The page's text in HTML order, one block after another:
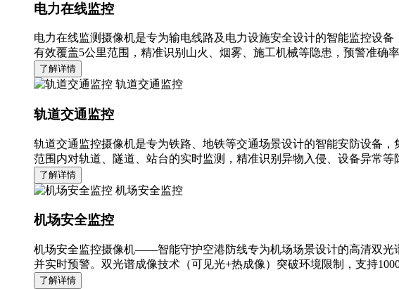
电力在线监控
电力在线监测摄像机是专为输电线路及电力设施安全设计的智能监控设
有效覆盖5公里范围，精准识别山火、烟雾、施工机械等隐患，预警准确
了解详情
轨道交通监控
轨道交通监控
轨道交通监控摄像机是专为铁路、地铁等交通场景设计的智能安防设备
范围内对轨道、隧道、站台的实时监测，精准识别异物入侵、设备异常
了解详情
机场安全监控
机场安全监控
机场安全监控摄像机——智能守护空港防线专为机场场景设计的高清双光
并实时预警。双光谱成像技术（可见光+热成像）突破环境限制，支持
了解详情